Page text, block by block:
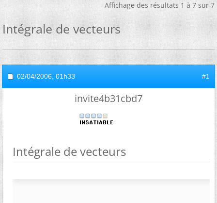
Affichage des résultats 1 à 7 sur 7
Intégrale de vecteurs
02/04/2006, 01h33 #1
invite4b31cbd7
Intégrale de vecteurs